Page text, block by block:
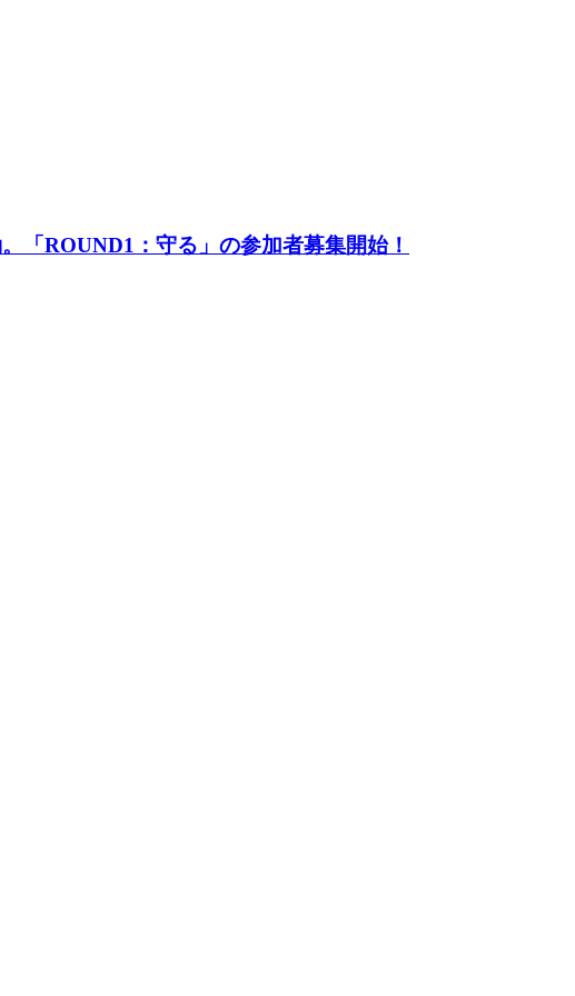
「ROUND1：守る」の参加者募集開始！